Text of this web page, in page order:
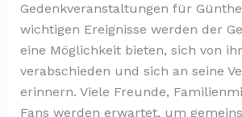
Gedenkveranstaltungen für
wichtigen Ereignisse werden der
eine Möglichkeit bieten, sich von
verabschieden und sich an seine
erinnern. Viele Freunde,
Fans werden erwartet, um